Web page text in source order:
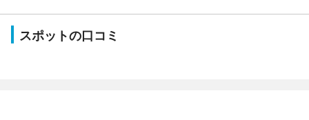
スポットの口コミ